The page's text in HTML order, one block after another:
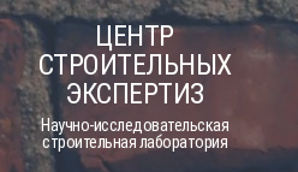
Skip
to
content
ЦЕНТР
СТРОИТЕЛЬНЫХ
ЭКСПЕРТИЗ
Научно-исследовательская
строительная лаборатория